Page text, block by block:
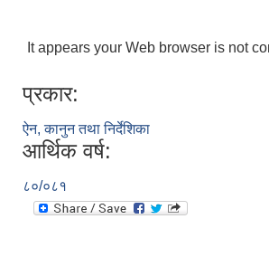
It appears your Web browser is not
प्रकार:
ऐन, कानुन तथा निर्देशिका
आर्थिक वर्ष:
८०/०८१